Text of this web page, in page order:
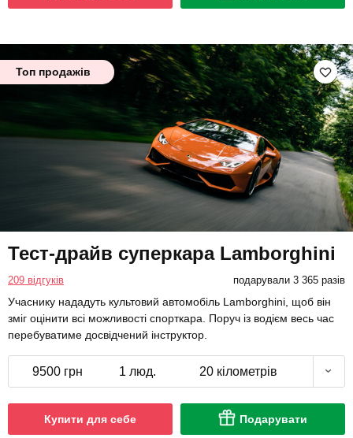
Топ продажів
Тест-драйв суперкара Lamborghini
209 відгуків подарували 3 365 разів
Учаснику нададуть культовий автомобіль Lamborghini, щоб він
зміг оцінити всі можливості спорткара. Поруч із водієм весь час
перебуватиме досвідчений інструктор.
9500 грн 1 люд. 20 кілометрів
Купити для себе Подарувати